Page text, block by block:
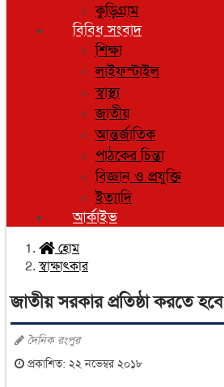
কুড়িগ্রাম
বিবিধ সংবাদ
শিক্ষা
লাইফস্টাইল
স্বাস্থ্য
জাতীয়
আন্তর্জাতিক
পাঠকের চিন্তা
বিজ্ঞান ও প্রযুক্তি
ইত্যাদি
আর্কাইভ
হোম
স্বাক্ষাৎকার
জাতীয় সরকার প্রতিষ্ঠা করতে হবে
দৈনিক রংপুর
প্রকাশিত: ২২ নভেম্বর ২০১৮